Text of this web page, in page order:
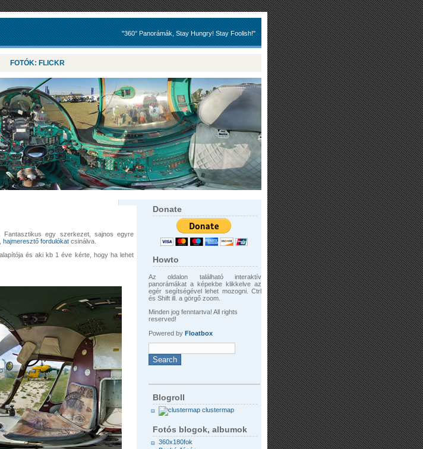
"360° Panorámák, Stay Hungry! Stay Foolish!"
FOTÓK: FLICKR
Fantasztikus egy szerkezet, sajnos egyre
hajmeresztő fordulókat csinálva.
és aki kb 1 éve kérte, hogy ha lehet
Donate
Howto
Az oldalon található interaktív
panorámákat a képekbe klikkelve az
egér segítségével lehet mozogni. Ctrl
és Shift ill. a görgő zoom.
Minden jog fenntartva! All rights
reserved!
Powered by Floatbox
Blogroll
clustermap
Fotós blogok, albumok
360x180fok